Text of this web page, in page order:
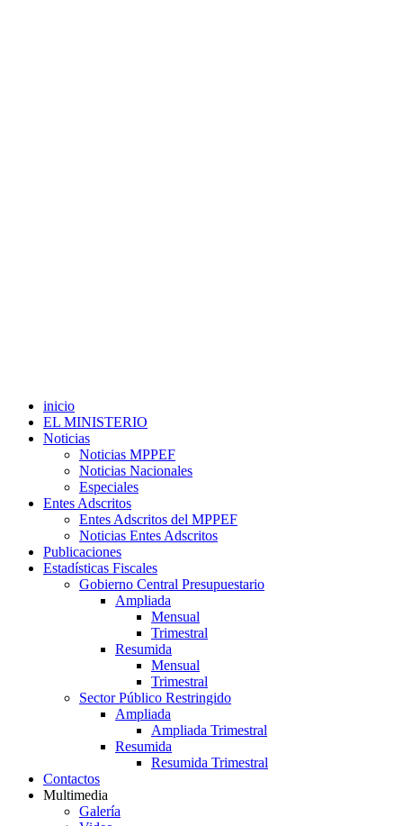
inicio
EL MINISTERIO
Noticias
Noticias MPPEF
Noticias Nacionales
Especiales
Entes Adscritos
Entes Adscritos del MPPEF
Noticias Entes Adscritos
Publicaciones
Estadísticas Fiscales
Gobierno Central Presupuestario
Ampliada
Mensual
Trimestral
Resumida
Mensual
Trimestral
Sector Público Restringido
Ampliada
Ampliada Trimestral
Resumida
Resumida Trimestral
Contactos
Multimedia
Galería